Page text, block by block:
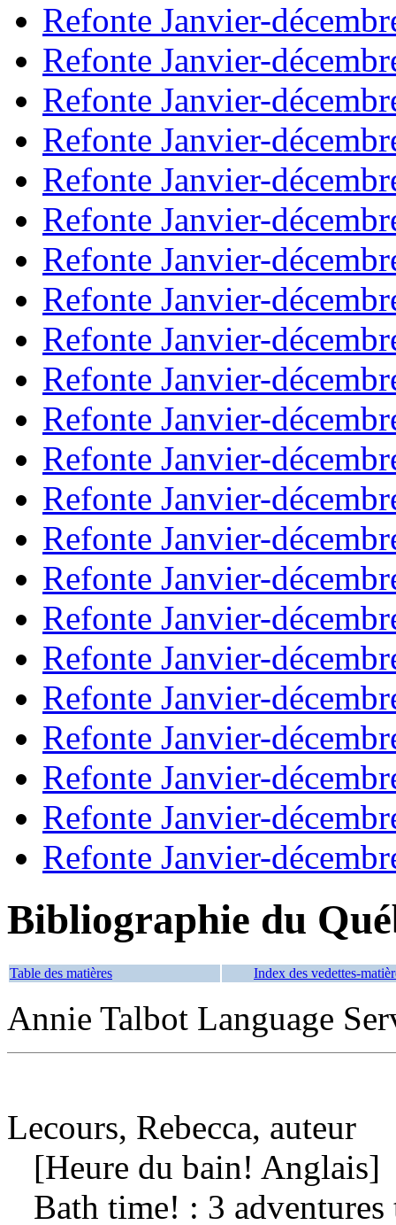
Refonte Janvier-
Refonte Janvier-
Refonte Janvier-
Refonte Janvier-
Refonte Janvier-
Refonte Janvier-
Refonte Janvier-
Refonte Janvier-
Refonte Janvier-
Refonte Janvier-
Refonte Janvier-
Refonte Janvier-
Refonte Janvier-
Refonte Janvier-
Refonte Janvier-
Refonte Janvier-
Refonte Janvier-
Refonte Janvier-
Refonte Janvier-
Refonte Janvier-
Refonte Janvier-
Refonte Janvier-
Bibliographie du
Table des matières Index des vedettes-
Annie Talbot Language
Lecours, Rebecca, auteur
[Heure du bain! Anglais]
Bath time! : 3